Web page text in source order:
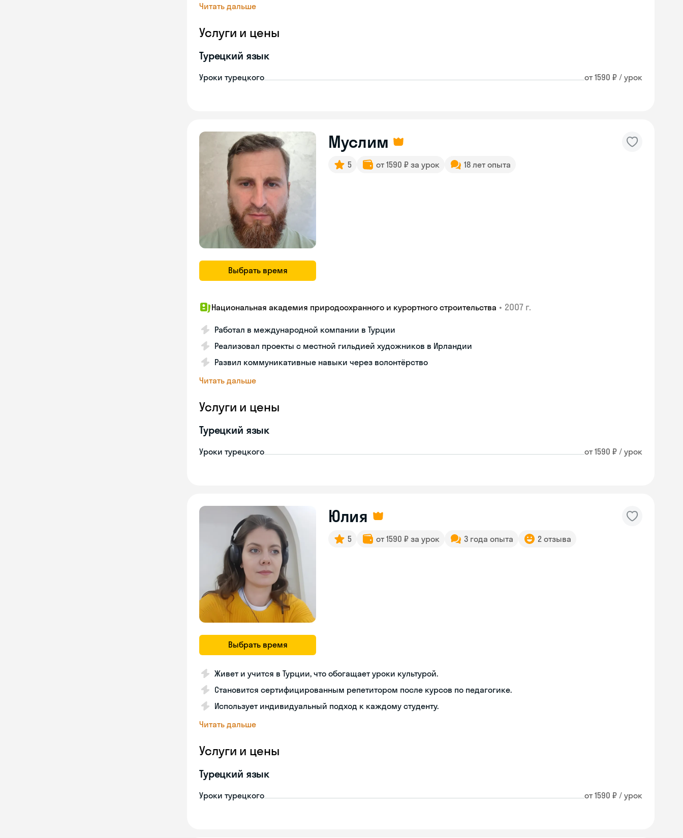
Читать дальше
Услуги и цены
Турецкий язык
Уроки турецкого от 1590 ₽ / урок
Выбрать время
Муслим
5 от 1590 ₽ за урок 18 лет опыта
Национальная академия природоохранного и курортного строительства • 2007 г.
Работал в международной компании в Турции
Реализовал проекты с местной гильдией художников в Ирландии
Развил коммуникативные навыки через волонтёрство
Читать дальше
Услуги и цены
Турецкий язык
Уроки турецкого от 1590 ₽ / урок
Выбрать время
Юлия
5 от 1590 ₽ за урок 3 года опыта 2 отзыва
Живет и учится в Турции, что обогащает уроки культурой.
Становится сертифицированным репетитором после курсов по педагогике.
Использует индивидуальный подход к каждому студенту.
Читать дальше
Услуги и цены
Турецкий язык
Уроки турецкого от 1590 ₽ / урок